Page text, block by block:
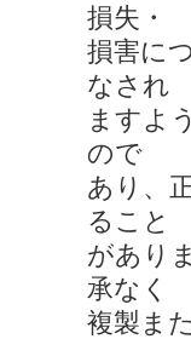
損失・
損害に
なされ
ますよ
ので
あり、
ること
があり
承なく
複製ま